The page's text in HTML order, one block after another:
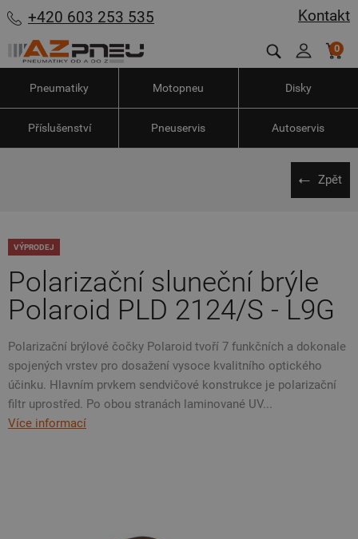
Kontakt
+420 603 253 535
0
Pneumatiky Motopneu Disky
Příslušenství Pneuservis Autoservis
Zpět
VÝPRODEJ
Polarizační sluneční brýle
Polaroid PLD 2124/S - L9G
Polarizační brýlové čočky Polaroid tvoří 7 funkčních a dokonale
spojených vrstev pro dosažení vysoce kvalitního optického
účinku. Hlavním prvkem sendvičové konstrukce je polarizační
filtr uprostřed. Po obou stranách laminované UV...
Více informací